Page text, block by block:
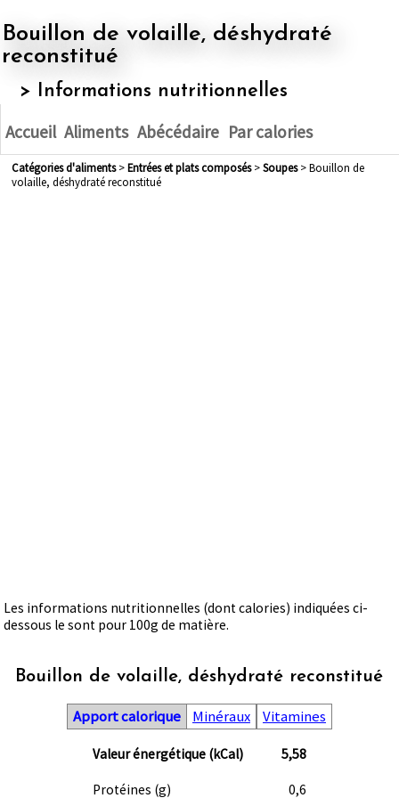
Bouillon de volaille, déshydraté
reconstitué
> Informations nutritionnelles
Accueil Aliments Abécédaire Par calories
Catégories d'aliments> entrées et plats composés> soupes> Bouillon de
volaille, déshydraté reconstitué
Les informations nutritionnelles (dont calories) indiquées ci-
dessous le sont pour 100g de matière.
Bouillon de volaille, déshydraté reconstitué
Apport calorique Minéraux Vitamines
Valeur énergétique (kCal) 5,58
Protéines (g) 0,6